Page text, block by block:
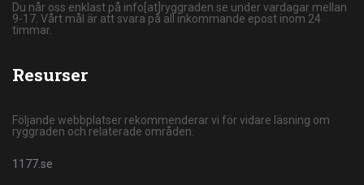
Du når oss enklast på info[at]ryggraden.se under vardagar mellan
9-17. Vårt mål är att svara på all inkommande epost inom 24
timmar.
Resurser
Följande webbplatser rekommenderar vi för vidare läsning om
ryggraden och relaterade områden.
1177.se